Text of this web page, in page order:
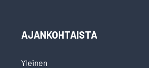
AJANKOHTAISTA
Yleinen